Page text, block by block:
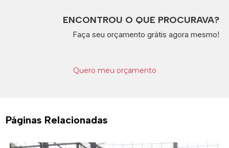
ENCONTROU O QUE PROCURAVA?
Faça seu orçamento grátis agora mesmo!
Quero meu orçamento
Páginas Relacionadas